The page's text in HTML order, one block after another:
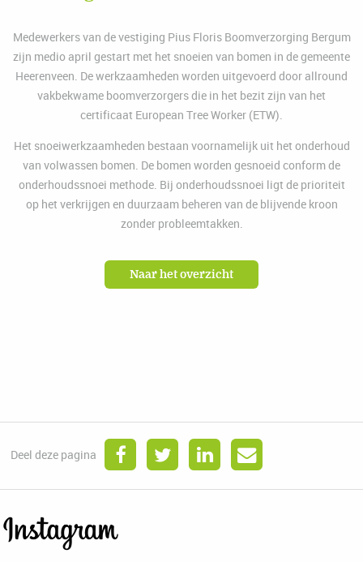
Medewerkers van de vestiging Pius Floris Boomverzorging Bergum
zijn medio april gestart met het snoeien van bomen in de gemeente
Heerenveen. De werkzaamheden worden uitgevoerd door allround
vakbekwame boomverzorgers die in het bezit zijn van het
certificaat European Tree Worker (ETW).
Het snoeiwerkzaamheden bestaan voornamelijk uit het onderhoud
van volwassen bomen. De bomen worden gesnoeid conform de
onderhoudssnoei methode. Bij onderhoudssnoei ligt de prioriteit
op het verkrijgen en duurzaam beheren van de blijvende kroon
zonder probleemtakken.
Naar het overzicht
Deel deze pagina